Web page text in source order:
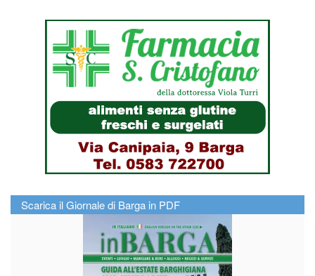
Scarica il Giornale di Barga in PDF